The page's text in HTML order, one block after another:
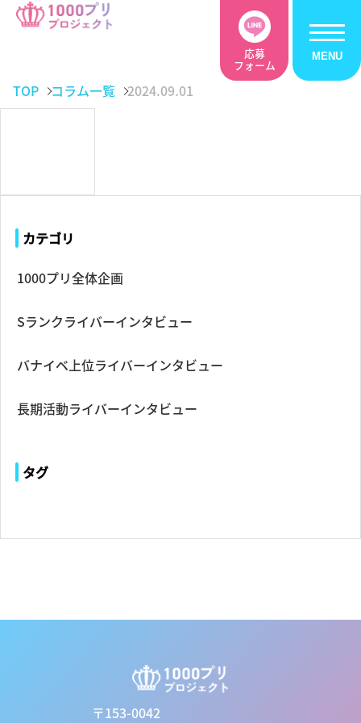
応募
フォーム
TOP コラム一覧 2024.09.01
カテゴリ
1000プリ全体企画
Sランクライバーインタビュー
バナイベ上位ライバーインタビュー
長期活動ライバーインタビュー
タグ
〒153-0042